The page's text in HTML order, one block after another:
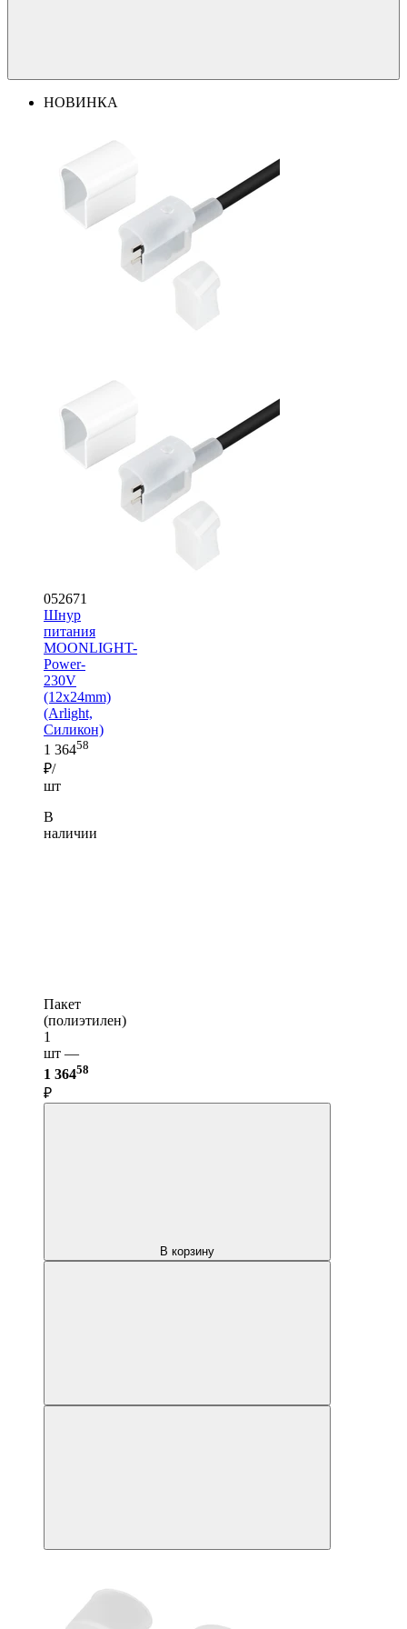
НОВИНКА
052671
Шнур
питания
MOONLIGHT-
Power-
230V
(12x24mm)
(Arlight,
Силикон)
1 36458
₽/
шт
В
наличии
Пакет
(полиэтилен)
1
шт —
1 36458
₽
В корзину